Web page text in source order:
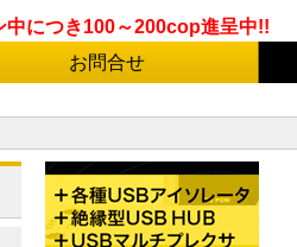
中につき100～200cop進呈中!!
お問合せ